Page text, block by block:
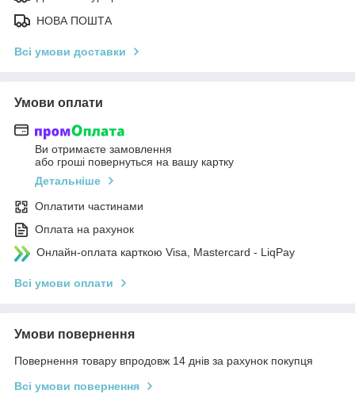
НОВА ПОШТА
Всі умови доставки
Умови оплати
Ви отримаєте замовлення
або гроші повернуться на вашу картку
Детальніше
Оплатити частинами
Оплата на рахунок
Онлайн-оплата карткою Visa, Mastercard - LiqPay
Всі умови оплати
Умови повернення
Повернення товару впродовж 14 днів за рахунок покупця
Всі умови повернення